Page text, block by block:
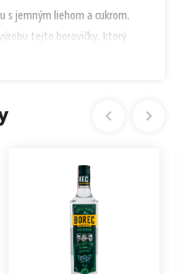
s jemným liehom a cukrom.
tejto borovičky, ktorý